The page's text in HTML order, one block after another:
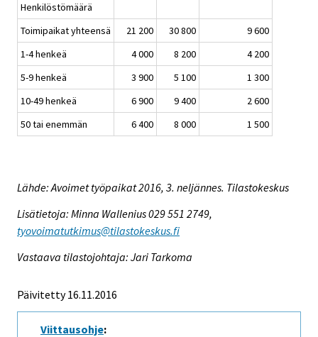
Henkilöstömäärä
Toimipaikat yhteensä
21 200 30 800
9 600
1-4 henkeä
4 000 8 200
4 200
5-9 henkeä
3 900 5 100
1 300
10-49 henkeä
6 900 9 400
2 600
50 tai enemmän
6 400 8 000 1 500
Lähde: Avoimet työpaikat 2016, 3. neljännes. Tilastokeskus
Lisätietoja: Minna Wallenius 029 551 2749,
tyovoimatutkimus@tilastokeskus.fi
Vastaava tilastojohtaja: Jari Tarkoma
Päivitetty 16.11.2016
Viittausohje: